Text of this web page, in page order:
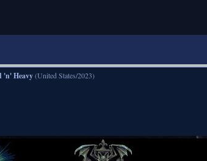
'n' Heavy(United States/2023)